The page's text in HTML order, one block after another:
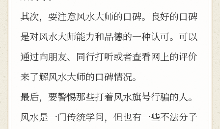
其次，要注意风水大师的口碑。良好的口碑
是对风水大师能力和品德的一种认可。可以
通过向朋友、同行打听或者查看网上的评价
来了解风水大师的口碑情况。
最后，要警惕那些打着风水旗号行骗的人。
风水是一门传统学问，但也有一些不法分子